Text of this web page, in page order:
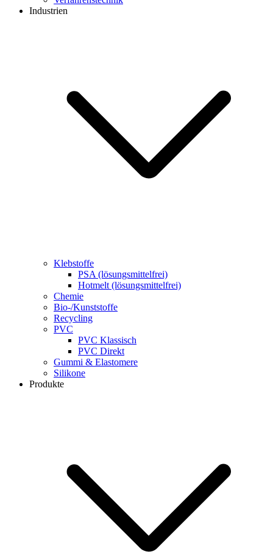
Industrien
Klebstoffe
PSA (lösungsmittelfrei)
Hotmelt (lösungsmittelfrei)
Chemie
Bio-/Kunststoffe
Recycling
PVC
PVC Klassisch
PVC Direkt
Gummi & Elastomere
Silikone
Produkte